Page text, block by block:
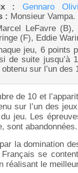
:
Gennaro
: Monsieur Vampa.
LeFavre
(F), Eddie
jeu, 6 points
de suite jusqu’à
sur l’un des
de 10 et
sur l’un des
jeu. Les
sont abandonnées.
la domination
se
réalisant le